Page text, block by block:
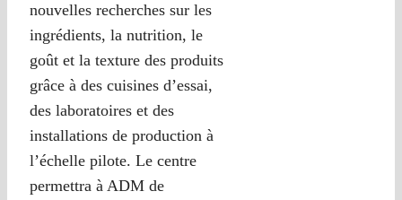
nouvelles recherches sur les
ingrédients, la nutrition, le
goût et la texture des produits
grâce à des cuisines d’essai,
des laboratoires et des
installations de production à
l’échelle pilote. Le centre
permettra à ADM de